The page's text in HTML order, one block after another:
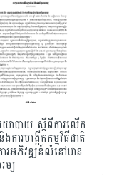
បាយ ស្តីពីការលើក
ការបង្កើតកម្មវិធីជាតិ
រអភិវឌ្ឍន៍លំនៅឋាន
ម្យ